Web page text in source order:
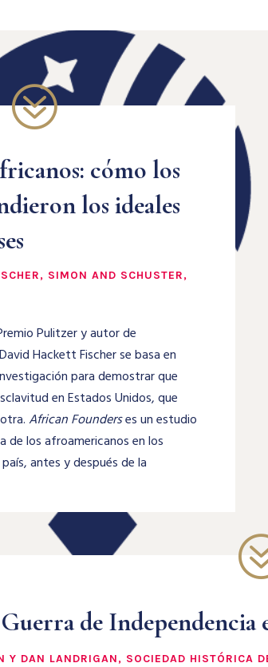
?
cómo los
los ideales
SIMON AND SCHUSTER,
Pulitzer y autor de
David Hackett Fischer se basa en
para demostrar que
en Estados Unidos, que
otra.African Founderses un estudio
de los afroamericanos en los
antes y después de la
de
Y DAN LANDRIGAN, SOCIEDAD HISTÓRICA